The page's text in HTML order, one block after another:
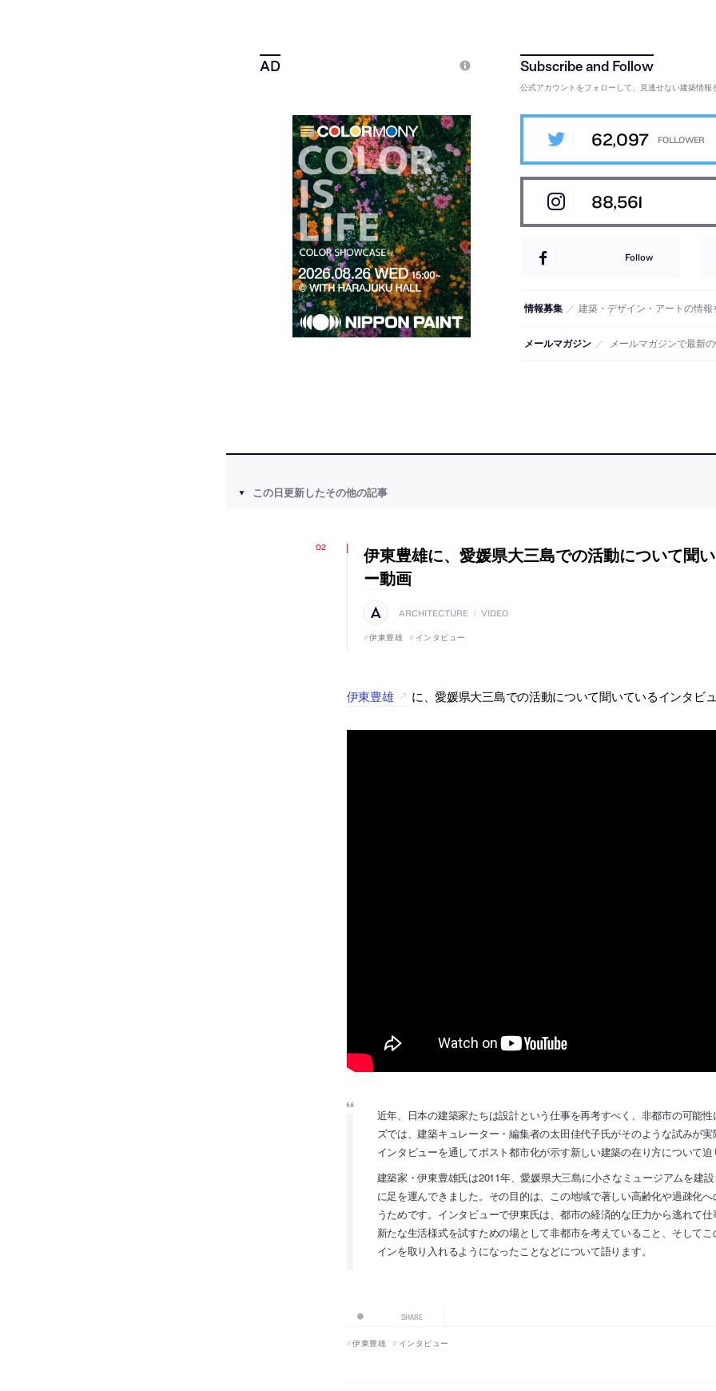
公式アカウントをフォローして、見逃せない建築情報
62,097
88,561
Follow
情報募集 ／ 建築・デザイン・アートの情報
メールマガジン ／ メールマガジンで最新
この日更新したその他の記事
伊東豊雄に、愛媛県大三島での活動について聞
ー動画
ARCHITECTURE | VIDEO
伊東豊雄 インタビュー
伊東豊雄 に、愛媛県大三島での活動について聞いているインタビュ
近年、日本の建築家たちは設計という仕事を再考すべく、非都市の可能
ズでは、建築キュレーター・編集者の太田佳代子氏がそのような試みが
インタビューを通してポスト都市化が示す新しい建築の在り方について迫
建築家・伊東豊雄氏は2011年、愛媛県大三島に小さなミュージアムを建
に足を運んできました。その目的は、この地域で著しい高齢化や過疎化
うためです。インタビューで伊東氏は、都市の経済的な圧力から逃れて
新たな生活様式を試すための場として非都市を考えていること、そして
インを取り入れるようになったことなどについて語ります。
SHARE
伊東豊雄 インタビュー